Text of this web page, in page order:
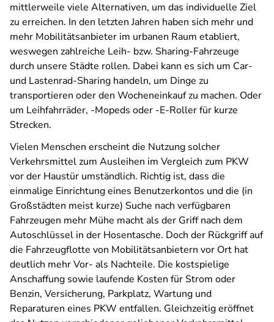
mittlerweile viele Alternativen, um das individuelle Ziel
zu erreichen. In den letzten Jahren haben sich mehr und
mehr Mobilitätsanbieter im urbanen Raum etabliert,
weswegen zahlreiche Leih- bzw. Sharing-Fahrzeuge
durch unsere Städte rollen. Dabei kann es sich um Car-
und Lastenrad-Sharing handeln, um Dinge zu
transportieren oder den Wocheneinkauf zu machen. Oder
um Leihfahrräder, -Mopeds oder -E-Roller für kurze
Strecken.
Vielen Menschen erscheint die Nutzung solcher
Verkehrsmittel zum Ausleihen im Vergleich zum PKW
vor der Haustür umständlich. Richtig ist, dass die
einmalige Einrichtung eines Benutzerkontos und die (in
Großstädten meist kurze) Suche nach verfügbaren
Fahrzeugen mehr Mühe macht als der Griff nach dem
Autoschlüssel in der Hosentasche. Doch der Rückgriff auf
die Fahrzeugflotte von Mobilitätsanbietern vor Ort hat
deutlich mehr Vor- als Nachteile. Die kostspielige
Anschaffung sowie laufende Kosten für Strom oder
Benzin, Versicherung, Parkplatz, Wartung und
Reparaturen eines PKW entfallen. Gleichzeitig eröffnet